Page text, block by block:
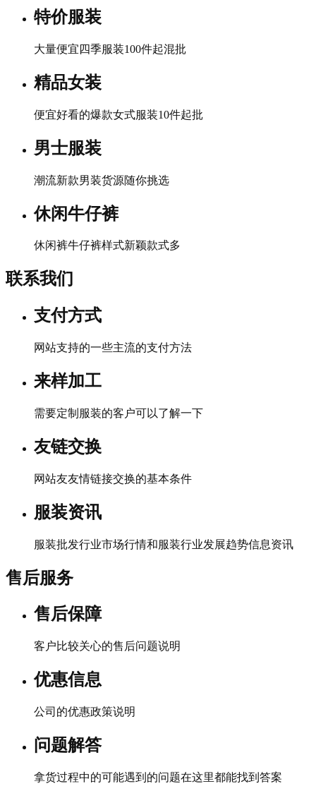
特价服装
大量便宜四季服装100件起混批
精品女装
便宜好看的爆款女式服装10件起批
男士服装
潮流新款男装货源随你挑选
休闲牛仔裤
休闲裤牛仔裤样式新颖款式多
联系我们
支付方式
网站支持的一些主流的支付方法
来样加工
需要定制服装的客户可以了解一下
友链交换
网站友友情链接交换的基本条件
服装资讯
服装批发行业市场行情和服装行业发展趋势信息资讯
售后服务
售后保障
客户比较关心的售后问题说明
优惠信息
公司的优惠政策说明
问题解答
拿货过程中的可能遇到的问题在这里都能找到答案